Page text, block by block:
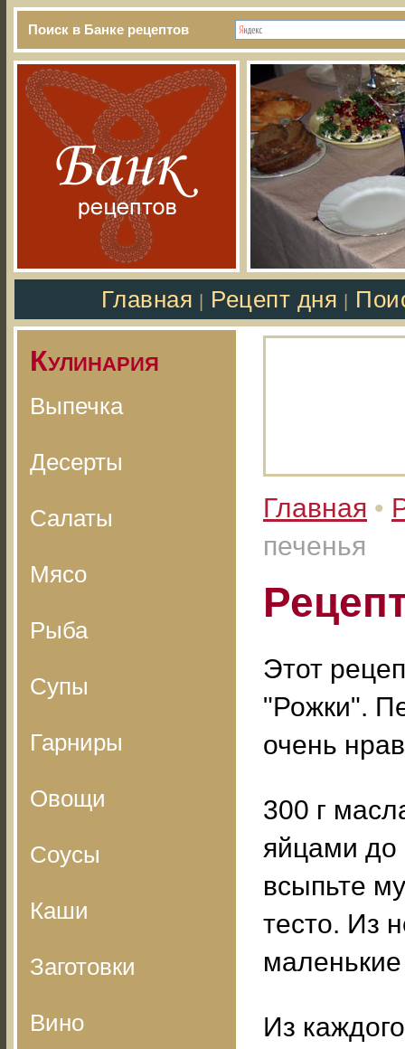
Поиск в Банке рецептов
Главная Рецепт дня
Кулинария
Выпечка
Десерты
Салаты
Мясо
Рыба
Супы
Гарниры
Овощи
Соусы
Каши
Заготовки
Вино
Главная •
печенья
Этот
"Рожки".
очень
300 г
яйцами до
всыпьте
тесто. Из
маленькие
Из